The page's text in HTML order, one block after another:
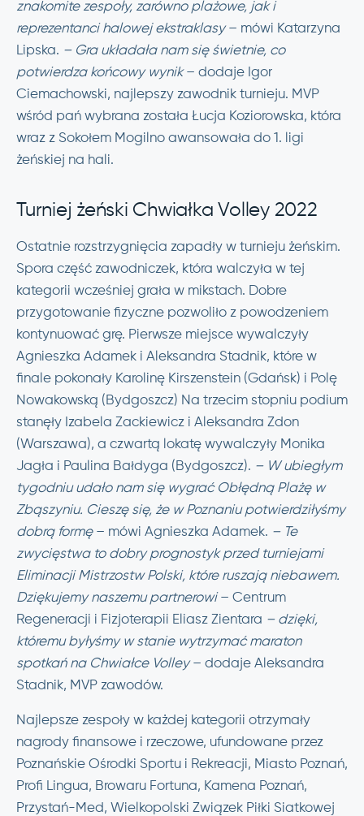
znakomite zespoły, zarówno plażowe, jak i
reprezentanci halowej ekstraklasy– mówi Katarzyna
Lipska. – Gra układała nam się świetnie, co
potwierdza końcowy wynik– dodaje Igor
Ciemachowski, najlepszy zawodnik turnieju. MVP
wśród pań wybrana została Łucja Koziorowska, która
wraz z Sokołem Mogilno awansowała do 1. ligi
żeńskiej na hali.
Turniej żeński Chwiałka Volley 2022
Ostatnie rozstrzygnięcia zapadły w turnieju żeńskim.
Spora część zawodniczek, która walczyła w tej
kategorii wcześniej grała w mikstach. Dobre
przygotowanie fizyczne pozwoliło z powodzeniem
kontynuować grę. Pierwsze miejsce wywalczyły
Agnieszka Adamek i Aleksandra Stadnik, które w
finale pokonały Karolinę Kirszenstein (Gdańsk) i Polę
Nowakowską (Bydgoszcz) Na trzecim stopniu podium
stanęły Izabela Zackiewicz i Aleksandra Zdon
(Warszawa), a czwartą lokatę wywalczyły Monika
Jagła i Paulina Bałdyga (Bydgoszcz). – W ubiegłym
tygodniu udało nam się wygrać Obłędną Plażę w
Zbąszyniu. Cieszę się, że w Poznaniu potwierdziłyśmy
dobrą formę– mówi Agnieszka Adamek. – Te
zwycięstwa to dobry prognostyk przed turniejami
Eliminacji Mistrzostw Polski, które ruszają niebawem.
Dziękujemy naszemu partnerowi– Centrum
Regeneracji i Fizjoterapii Eliasz Zientara – dzięki,
któremu byłyśmy w stanie wytrzymać maraton
spotkań na Chwiałce Volley– dodaje Aleksandra
Stadnik, MVP zawodów.
Najlepsze zespoły w każdej kategorii otrzymały
nagrody finansowe i rzeczowe, ufundowane przez
Poznańskie Ośrodki Sportu i Rekreacji, Miasto Poznań,
Profi Lingua, Browaru Fortuna, Kamena Poznań,
Przystań-Med, Wielkopolski Związek Piłki Siatkowej